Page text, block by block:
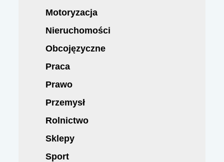
Motoryzacja
Nieruchomości
Obcojęzyczne
Praca
Prawo
Przemysł
Rolnictwo
Sklepy
Sport